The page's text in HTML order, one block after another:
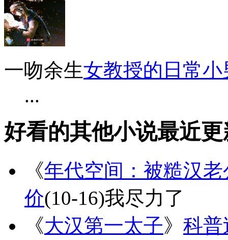
一吻余生女教授的日常小
...
好看的其他小说最近
《年代空间：被糙汉
价(10-16)我尽力了
《大汉第一太子》 科普